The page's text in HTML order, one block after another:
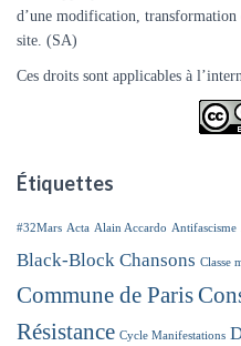
d’une modification, transformation
site. (SA)
Ces droits sont applicables à
Étiquettes
#32Mars Acta Alain Accardo Antifascisme
Black-Block Chansons Classe
Commune de Paris
Résistance Cycle Manifestations